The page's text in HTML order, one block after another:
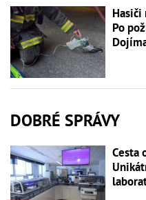
Hasiči
Po
DOBRÉ SPRÁVY
Cesta